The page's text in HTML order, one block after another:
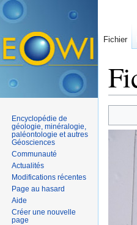
Fichier
Encyclopédie de
géologie, minéralogie,
paléontologie et autres
Géosciences
Communauté
Actualités
Modifications récentes
Page au hasard
Aide
Créer une nouvelle
page